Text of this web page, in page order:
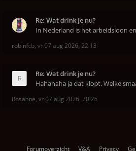
Re: Wat drink je nu?
In Nederland is het arbeidsloon
robinfcb, vr 07 aug 2026, 22:13
Re: Wat drink je nu?
Hahahaha ja dat klopt. Welke
Rosanne, vr 07 aug 2026, 20:26
Forumoverzicht V&A Privacy